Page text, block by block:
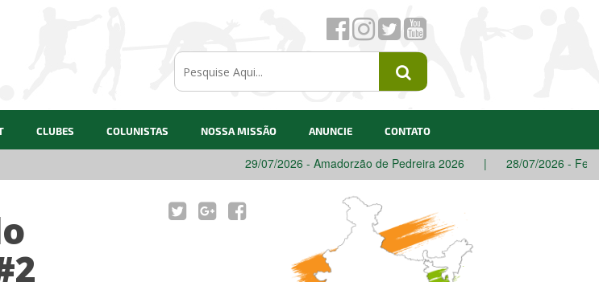
CLUBES COLUNISTAS NOSSA MISSÃO ANUNCIE CONTATO
29/07/2026 - Amadorzão de Pedreira 2026|28/07/2026 - Festival de